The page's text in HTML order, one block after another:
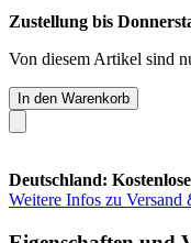
Zustellung bis
Von diesem Artikel sind
In den Warenkorb
Deutschland:
Weitere Infos zu